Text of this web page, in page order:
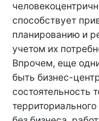
способствует
планированию и
учетом их
Впрочем, еще
быть бизнес-
состоятельность